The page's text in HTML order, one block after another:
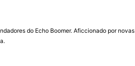
do Echo Boomer. Aficcionado por novas